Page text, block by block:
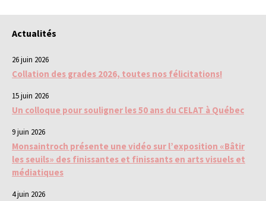
Actualités
26 juin 2026
Collation des grades 2026, toutes nos félicitations!
15 juin 2026
Un colloque pour souligner les 50 ans du CELAT à Québec
9 juin 2026
Monsaintroch présente une vidéo sur l’exposition «Bâtir
les seuils» des finissantes et finissants en arts visuels et
médiatiques
4 juin 2026